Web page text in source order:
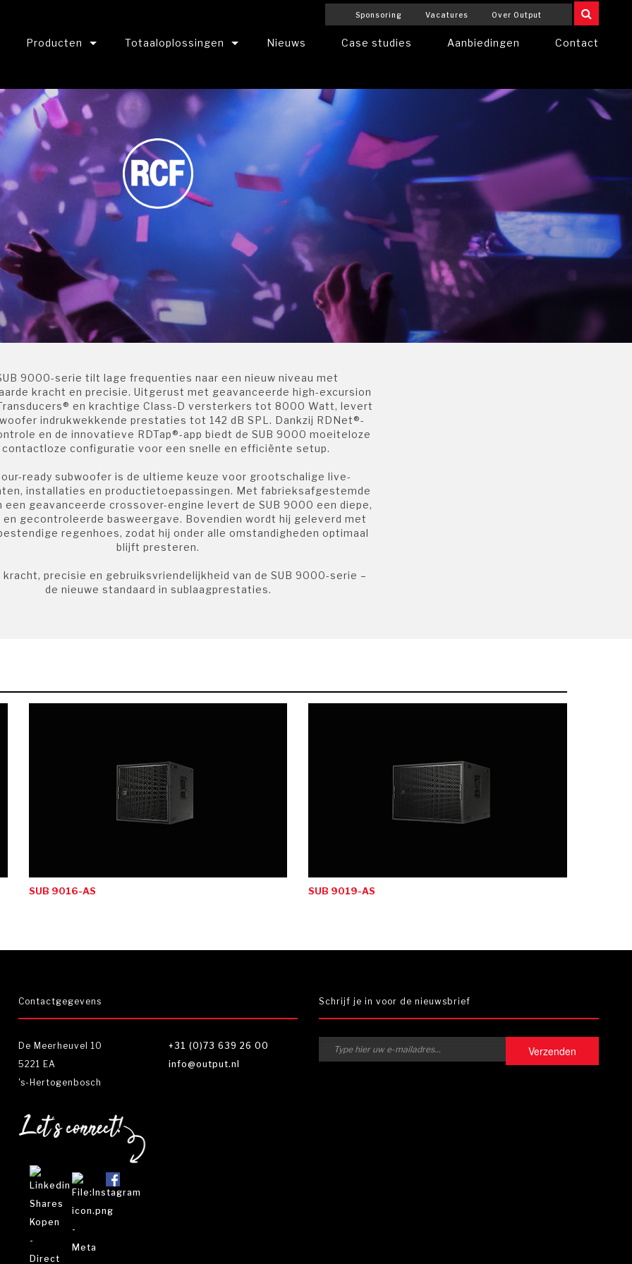
Sponsoring Vacatures Over Output
V
Displays
(ID-AL)
Producten
Camera's
Projectoren
Projector lenzen
Luidsprekers
Displays & projectieschermen
Audio mixers
Video mixers
Outdoor audio
Digital Signage
Verlichting
Converters
Totaaloplossingen
Digital signage
Conferentie techniek
Verhuur oplossingen
Hospitality
Retail
Video mapping / Blending
Nieuws Case studies Aanbiedingen Contact
9000-serie tilt lage frequenties naar een nieuw niveau met
kracht en precisie. Uitgerust met geavanceerde high-excursion
en krachtige Class-D versterkers tot 8000 Watt, levert
indrukwekkende prestaties tot 142 dB SPL. Dankzij RDNet®-
en de innovatieve RDTap®-app biedt de SUB 9000 moeiteloze
contactloze configuratie voor een snelle en efficiënte setup.
ready subwoofer is de ultieme keuze voor grootschalige live-
installaties en productietoepassingen. Met fabrieksafgestemde
een geavanceerde crossover-engine levert de SUB 9000 een diepe,
gecontroleerde basweergave. Bovendien wordt hij geleverd met
regenhoes, zodat hij onder alle omstandigheden optimaal
blijft presteren.
kracht, precisie en gebruiksvriendelijkheid van de SUB 9000-serie –
de nieuwe standaard in sublaagprestaties.
SUB 9016-AS SUB 9019-AS
Contactgegevens
De Meerheuvel 10
5221 EA
's-Hertogenbosch
+31 (0)73 639 26 00
info@output.nl
Schrijf je in voor de nieuwsbrief
Verzenden